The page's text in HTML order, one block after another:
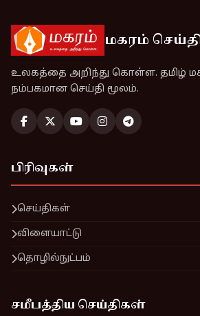
மகரம்
உலகத்தை அறிந்து கொள்ள. தமிழ்
நம்பகமான செய்தி மூலம்.
பிரிவுகள்
செய்திகள்
விளையாட்டு
தொழில்நுட்பம்
சமீபத்திய செய்திகள்